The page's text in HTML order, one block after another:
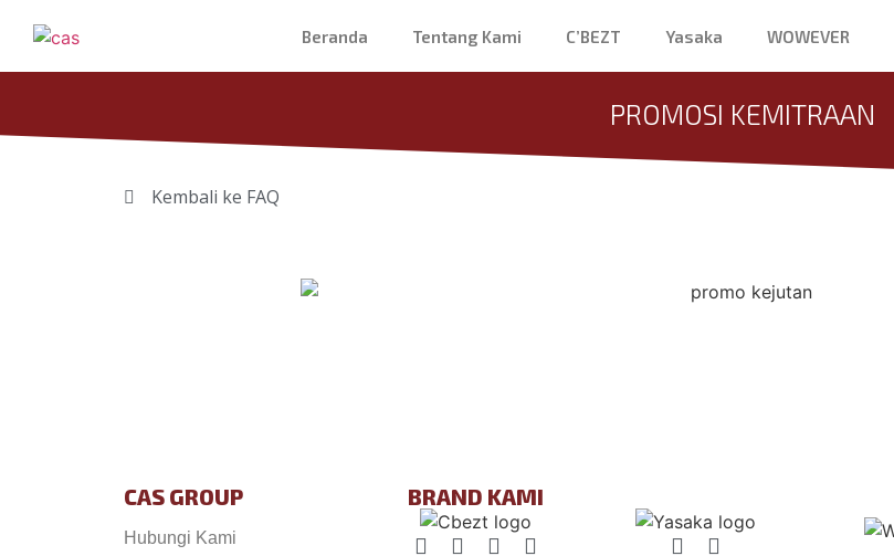
Beranda Tentang Kami C’BEZT Yasaka WOWEVER
PROMOSI KEMITRAAN
Kembali ke FAQ
CAS GROUP
Hubungi Kami
BRAND KAMI